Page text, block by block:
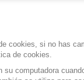
cookies, si no has
de cookies.
computadora